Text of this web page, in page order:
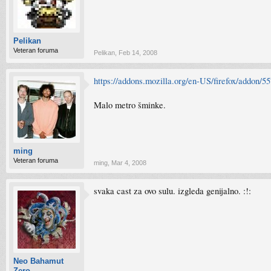
Pelikan
Veteran foruma Pelikan Feb 14, 2008
ming
Veteran foruma
https://addons.mozilla.org/en-US/firefox/addon/
Malo metro šminke.
ming Mar 4, 2008
Neo Bahamut
svaka cast za ovo sulu. izgleda genijalno. :!: